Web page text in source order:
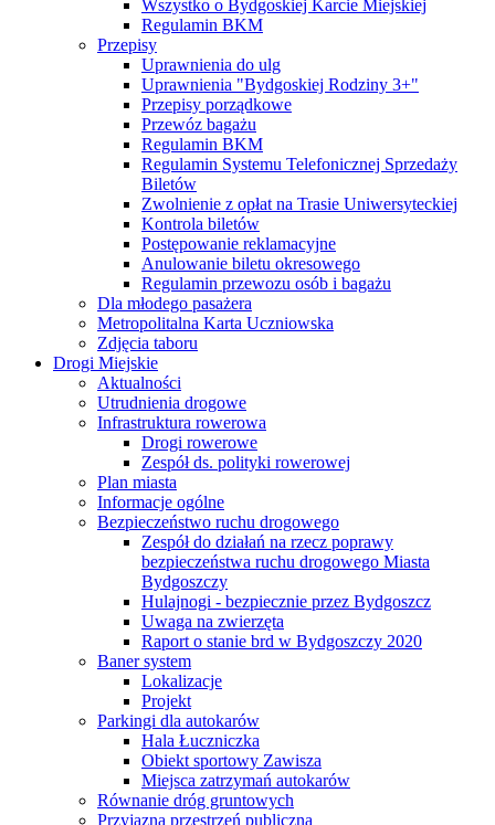
Wszystko o Bydgoskiej Karcie Miejskiej
Regulamin BKM
Przepisy
Uprawnienia do ulg
Uprawnienia "Bydgoskiej Rodziny 3+"
Przepisy porządkowe
Przewóz bagażu
Regulamin BKM
Regulamin Systemu Telefonicznej Sprzedaży
Biletów
Zwolnienie z opłat na Trasie Uniwersyteckiej
Kontrola biletów
Postępowanie reklamacyjne
Anulowanie biletu okresowego
Regulamin przewozu osób i bagażu
Dla młodego pasażera
Metropolitalna Karta Uczniowska
Zdjęcia taboru
Drogi Miejskie
Aktualności
Utrudnienia drogowe
Infrastruktura rowerowa
Drogi rowerowe
Zespół ds. polityki rowerowej
Plan miasta
Informacje ogólne
Bezpieczeństwo ruchu drogowego
Zespół do działań na rzecz poprawy
bezpieczeństwa ruchu drogowego Miasta
Bydgoszczy
Hulajnogi - bezpiecznie przez Bydgoszcz
Uwaga na zwierzęta
Raport o stanie brd w Bydgoszczy 2020
Baner system
Lokalizacje
Projekt
Parkingi dla autokarów
Hala Łuczniczka
Obiekt sportowy Zawisza
Miejsca zatrzymań autokarów
Równanie dróg gruntowych
Przyjazna przestrzeń publiczna